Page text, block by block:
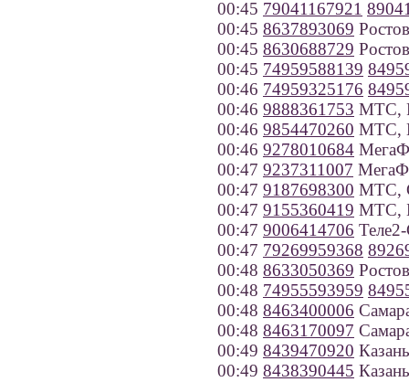
00:45 79041167921
00:45 8637893069
00:45 8630688729
00:45 74959588139
00:46 74959325176
00:46 9888361753 МТС,
00:46 9854470260 МТС,
00:46 9278010684
00:47 9237311007
00:47 9187698300 МТС,
00:47 9155360419 МТС,
00:47 9006414706
00:47 79269959368
00:48 8633050369
00:48 74955593959
00:48 8463400006
00:48 8463170097
00:49 8439470920 Казань
00:49 8438390445 Казань